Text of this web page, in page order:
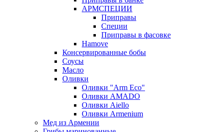
АРМСПЕЦИИ
Приправы
Специи
Приправы в фасовке
Hamove
Консервированные бобы
Соусы
Масло
Оливки
Оливки "Arm Eco"
Оливки AMADO
Оливки Aiello
Оливки Armenium
Мед из Армении